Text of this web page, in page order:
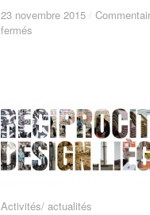
23 novembre 2015 /
fermés
Renaissance
(semaine
Du
Broeucq)
23 novembre 2015 /
fermés
Renaissance
(semaine
Du
Broeucq)
Activités/ actualités
Activités/ actualités